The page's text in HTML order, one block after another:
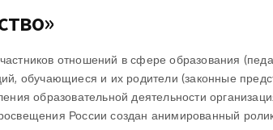
отношений в сфере образования
обучающиеся и их родители (законные
образовательной деятельности
России создан анимированный